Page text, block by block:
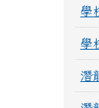
學
學
潛